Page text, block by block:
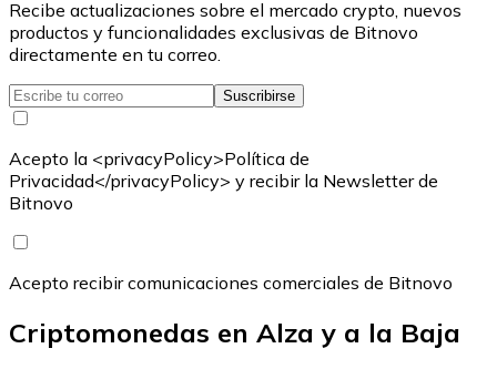
Recibe actualizaciones sobre el mercado crypto, nuevos
productos y funcionalidades exclusivas de Bitnovo
directamente en tu correo.
Suscribirse
Acepto la <privacyPolicy>Política de
Privacidad</privacyPolicy> y recibir la Newsletter de
Bitnovo
Acepto recibir comunicaciones comerciales de Bitnovo
Criptomonedas en Alza y a la Baja